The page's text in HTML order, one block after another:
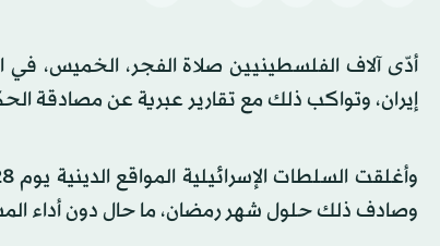
إيران، وتواكب ذلك مع تقارير عبرية عن مصادقة الحكومة الإسرائيلية على
وصادف ذلك حلول شهر رمضان، ما حال دون أداء